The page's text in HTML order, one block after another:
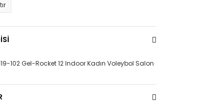
102 Gel-Rocket 12 Indoor Kadın Voleybol Salon